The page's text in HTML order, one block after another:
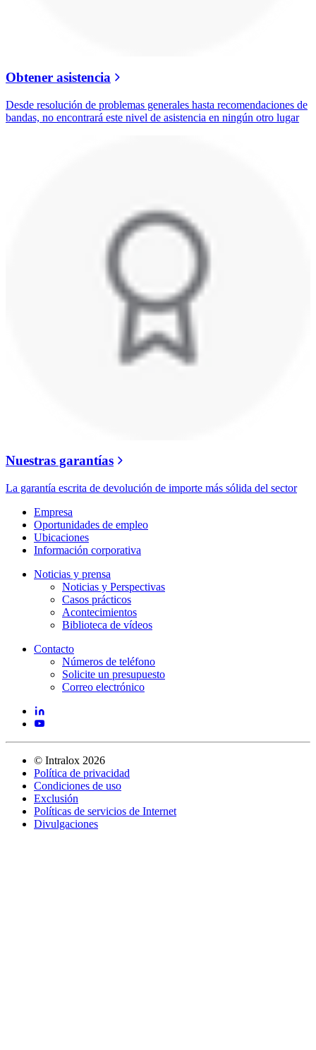
Obtener asistencia
Desde resolución de problemas generales hasta recomendaciones de
bandas, no encontrará este nivel de asistencia en ningún otro lugar
Nuestras garantías
La garantía escrita de devolución de importe más sólida del sector
Empresa
Oportunidades de empleo
Ubicaciones
Información corporativa
Noticias y prensa
Noticias y Perspectivas
Casos prácticos
Acontecimientos
Biblioteca de vídeos
Contacto
Números de teléfono
Solicite un presupuesto
Correo electrónico
© Intralox 2026
Política de privacidad
Condiciones de uso
Exclusión
Políticas de servicios de Internet
Divulgaciones